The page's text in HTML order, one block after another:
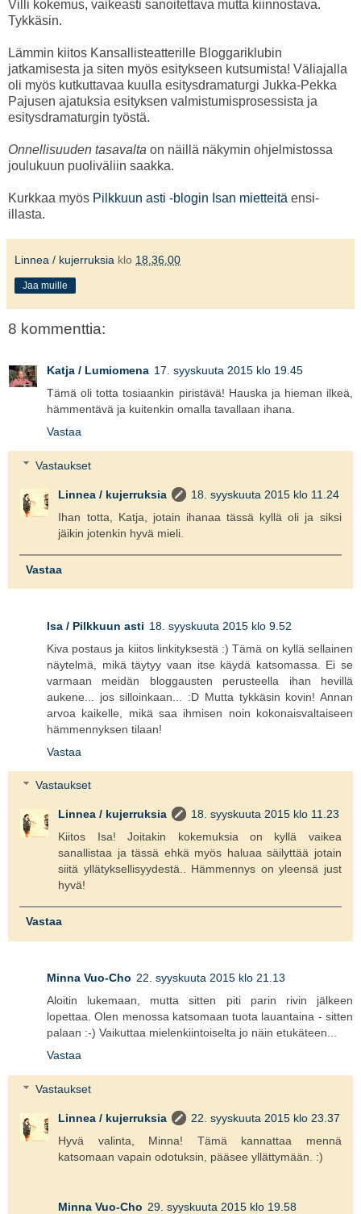
Villi kokemus, vaikeasti sanoitettava mutta kiinnostava.
Tykkäsin.
Lämmin kiitos Kansallisteatterille Bloggariklubin
jatkamisesta ja siten myös esitykseen kutsumista! Väliajalla
oli myös kutkuttavaa kuulla esitysdramaturgi Jukka-Pekka
Pajusen ajatuksia esityksen valmistumisprosessista ja
esitysdramaturgin työstä.
Onnellisuuden tasavalta on näillä näkymin ohjelmistossa
joulukuun puoliväliin saakka.
Kurkkaa myös Pilkkuun asti -blogin Isan mietteitä ensi-
illasta.
Linnea / kujerruksia klo 18.36.00
Jaa muille
8 kommenttia:
Katja / Lumiomena 17. syyskuuta 2015 klo 19.45
Tämä oli totta tosiaankin piristävä! Hauska ja hieman ilkeä,
hämmentävä ja kuitenkin omalla tavallaan ihana.
Vastaa
Vastaukset
Linnea / kujerruksia
18. syyskuuta 2015 klo 11.24
Ihan totta, Katja, jotain ihanaa tässä kyllä oli ja siksi
jäikin jotenkin hyvä mieli.
Vastaa
Isa / Pilkkuun asti 18. syyskuuta 2015 klo 9.52
Kiva postaus ja kiitos linkityksestä :) Tämä on kyllä sellainen
näytelmä, mikä täytyy vaan itse käydä katsomassa. Ei se
varmaan meidän bloggausten perusteella ihan hevillä
aukene... jos silloinkaan... :D Mutta tykkäsin kovin! Annan
arvoa kaikelle, mikä saa ihmisen noin kokonaisvaltaiseen
hämmennyksen tilaan!
Vastaa
Vastaukset
Linnea / kujerruksia
18. syyskuuta 2015 klo 11.23
Kiitos Isa! Joitakin kokemuksia on kyllä vaikea
sanallistaa ja tässä ehkä myös haluaa säilyttää jotain
siitä yllätyksellisyydestä.. Hämmennys on yleensä just
hyvä!
Vastaa
Minna Vuo-Cho 22. syyskuuta 2015 klo 21.13
Aloitin lukemaan, mutta sitten piti parin rivin jälkeen
lopettaa. Olen menossa katsomaan tuota lauantaina - sitten
palaan :-) Vaikuttaa mielenkiintoiselta jo näin etukäteen...
Vastaa
Vastaukset
Linnea / kujerruksia
22. syyskuuta 2015 klo 23.37
Hyvä valinta, Minna! Tämä kannattaa mennä
katsomaan vapain odotuksin, pääsee yllättymään. :)
Minna Vuo-Cho 29. syyskuuta 2015 klo 19.58